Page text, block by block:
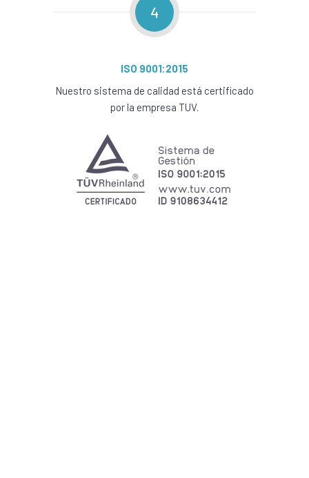
4
ISO 9001:2015
Nuestro sistema de calidad está certificado
por la empresa TUV.